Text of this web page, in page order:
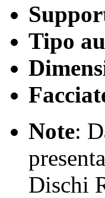
Tipo
Note:
Dischi